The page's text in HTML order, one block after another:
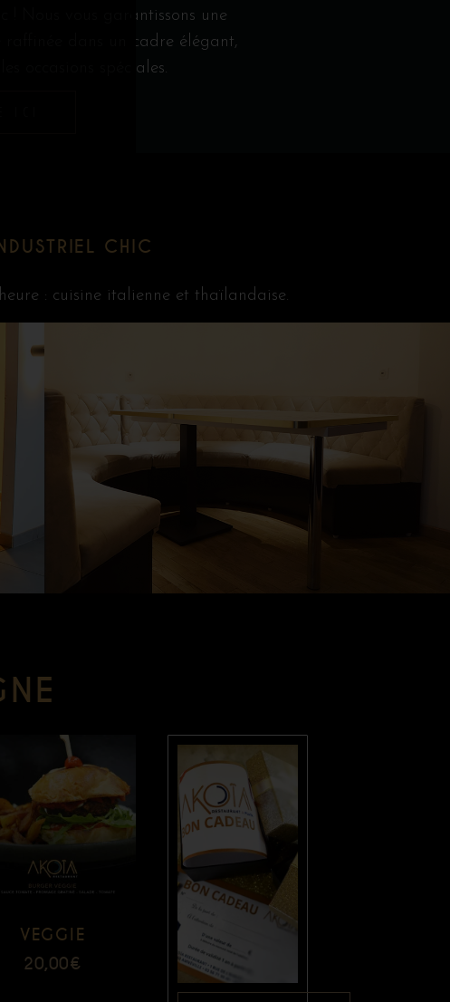
! Nous vous garantissons une
raffinée dans un cadre élégant,
occasions spéciales.
ICI
CHIC
: cuisine italienne et thaïlandaise.
VEGGIE
20,00€
Un
cadeau
original
plaisir
l’année !